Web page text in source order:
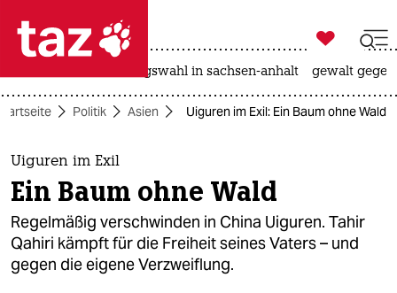
 taz zahl ich
taz zahl ich
themen
politik
öko
gesellschaft

taz zahl ich
landtagswahl in sachsen-anhalt gewalt
Politik Asien Uiguren im Exil: Ein Baum ohne Wald
Uiguren im Exil
Ein Baum ohne Wald
Regelmäßig verschwinden in China Uiguren. Tahir
Qahiri kämpft für die Freiheit seines Vaters – und
gegen die eigene Verzweiflung.